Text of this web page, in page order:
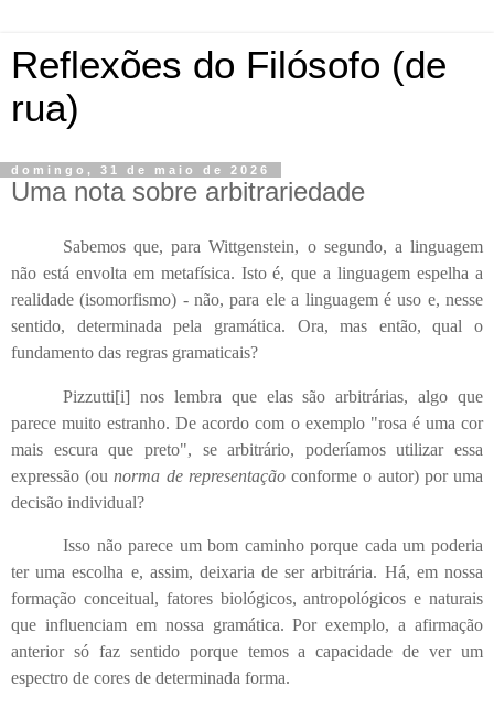
Reflexões do Filósofo (de
rua)
domingo, 31 de maio de 2026
Uma nota sobre arbitrariedade
Sabemos que, para Wittgenstein, o segundo, a linguagem
não está envolta em metafísica. Isto é, que a linguagem espelha a
realidade (isomorfismo) - não, para ele a linguagem é uso e, nesse
sentido, determinada pela gramática. Ora, mas então, qual o
fundamento das regras gramaticais?
Pizzutti[i] nos lembra que elas são arbitrárias, algo que
parece muito estranho. De acordo com o exemplo "rosa é uma cor
mais escura que preto", se arbitrário, poderíamos utilizar essa
expressão (ounorma de representaçãoconforme o autor) por uma
decisão individual?
Isso não parece um bom caminho porque cada um poderia
ter uma escolha e, assim, deixaria de ser arbitrária. Há, em nossa
formação conceitual, fatores biológicos, antropológicos e naturais
que influenciam em nossa gramática. Por exemplo, a afirmação
anterior só faz sentido porque temos a capacidade de ver um
espectro de cores de determinada forma.